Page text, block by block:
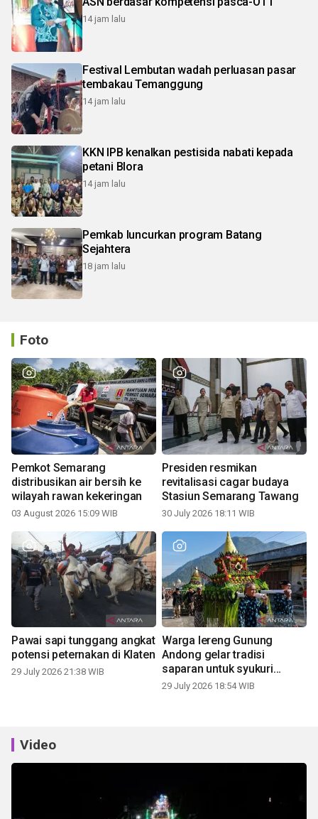
14 jam lalu
Festival Lembutan wadah perluasan pasar
tembakau Temanggung
14 jam lalu
KKN IPB kenalkan pestisida nabati kepada
petani Blora
14 jam lalu
Pemkab luncurkan program Batang
Sejahtera
18 jam lalu
Foto
Pemkot Semarang
distribusikan air bersih ke
wilayah rawan kekeringan
03 August 2026 15:09 WIB
Presiden resmikan
revitalisasi cagar budaya
Stasiun Semarang Tawang
30 July 2026 18:11 WIB
Pawai sapi tunggang angkat
potensi peternakan di Klaten
29 July 2026 21:38 WIB
Warga lereng Gunung
Andong gelar tradisi
saparan untuk syukuri
panen
29 July 2026 18:54 WIB
Video